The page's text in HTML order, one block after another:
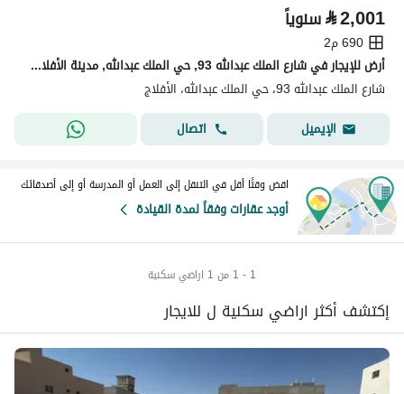
⃁2,001 سنوياً
690 م2
أرض للإيجار في شارع الملك عبدالله 93, حي الملك عبدالله, مدينة الأفلاج, منطقة الرياض
شارع الملك عبدالله 93، حي الملك عبدالله، الأفلاج
الإيميل
اتصال
اقض وقتًا أقل في التنقل إلى العمل أو المدرسة أو إلى أصدقائك
أوجد عقارات وفقاً لمدة القيادة
1 - 1 من 1 اراضي سكنية
إكتشف أكثر اراضي سكنية ل للايجار